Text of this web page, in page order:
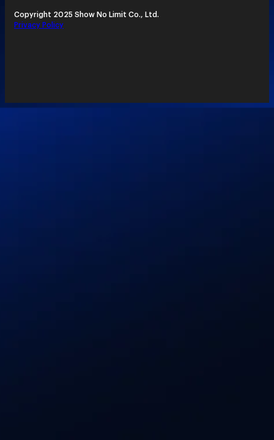
Copyright 2025 Show No Limit Co., Ltd.
Privacy Policy